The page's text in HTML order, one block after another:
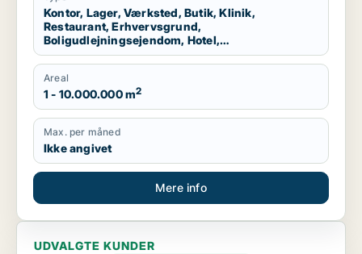
Kontor, Lager, Værksted, Butik, Klinik,
Restaurant, Erhvervsgrund,
Boligudlejningsejendom, Hotel,
Produktionslokaler
Areal
1 - 10.000.000 m2
Max. per måned
Ikke angivet
Mere info
UDVALGTE KUNDER